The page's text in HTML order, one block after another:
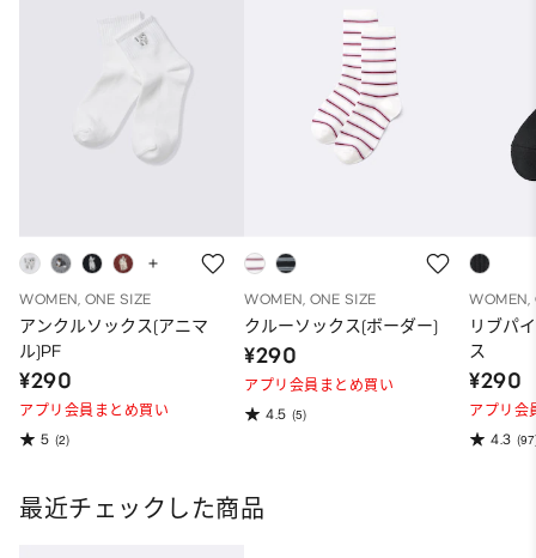
WOMEN, ONE SIZE
アンクルソックス(アニマ
ル)PF
¥290
アプリ会員まとめ買い
5 (2)
WOMEN, ONE SIZE
クルーソックス(ボーダー)
¥290
アプリ会員まとめ買い
4.5 (5)
WOMEN,
リブパ
ス
¥290
アプリ会
4.3
最近チェックした商品